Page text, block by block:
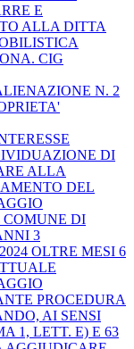
E
ALLA DITTA
CIG
N. 2
DI
ALLA
DEL
COMUNE DI
3
OLTRE MESI 6
PROCEDURA
AI SENSI
1, LETT. E) E 63